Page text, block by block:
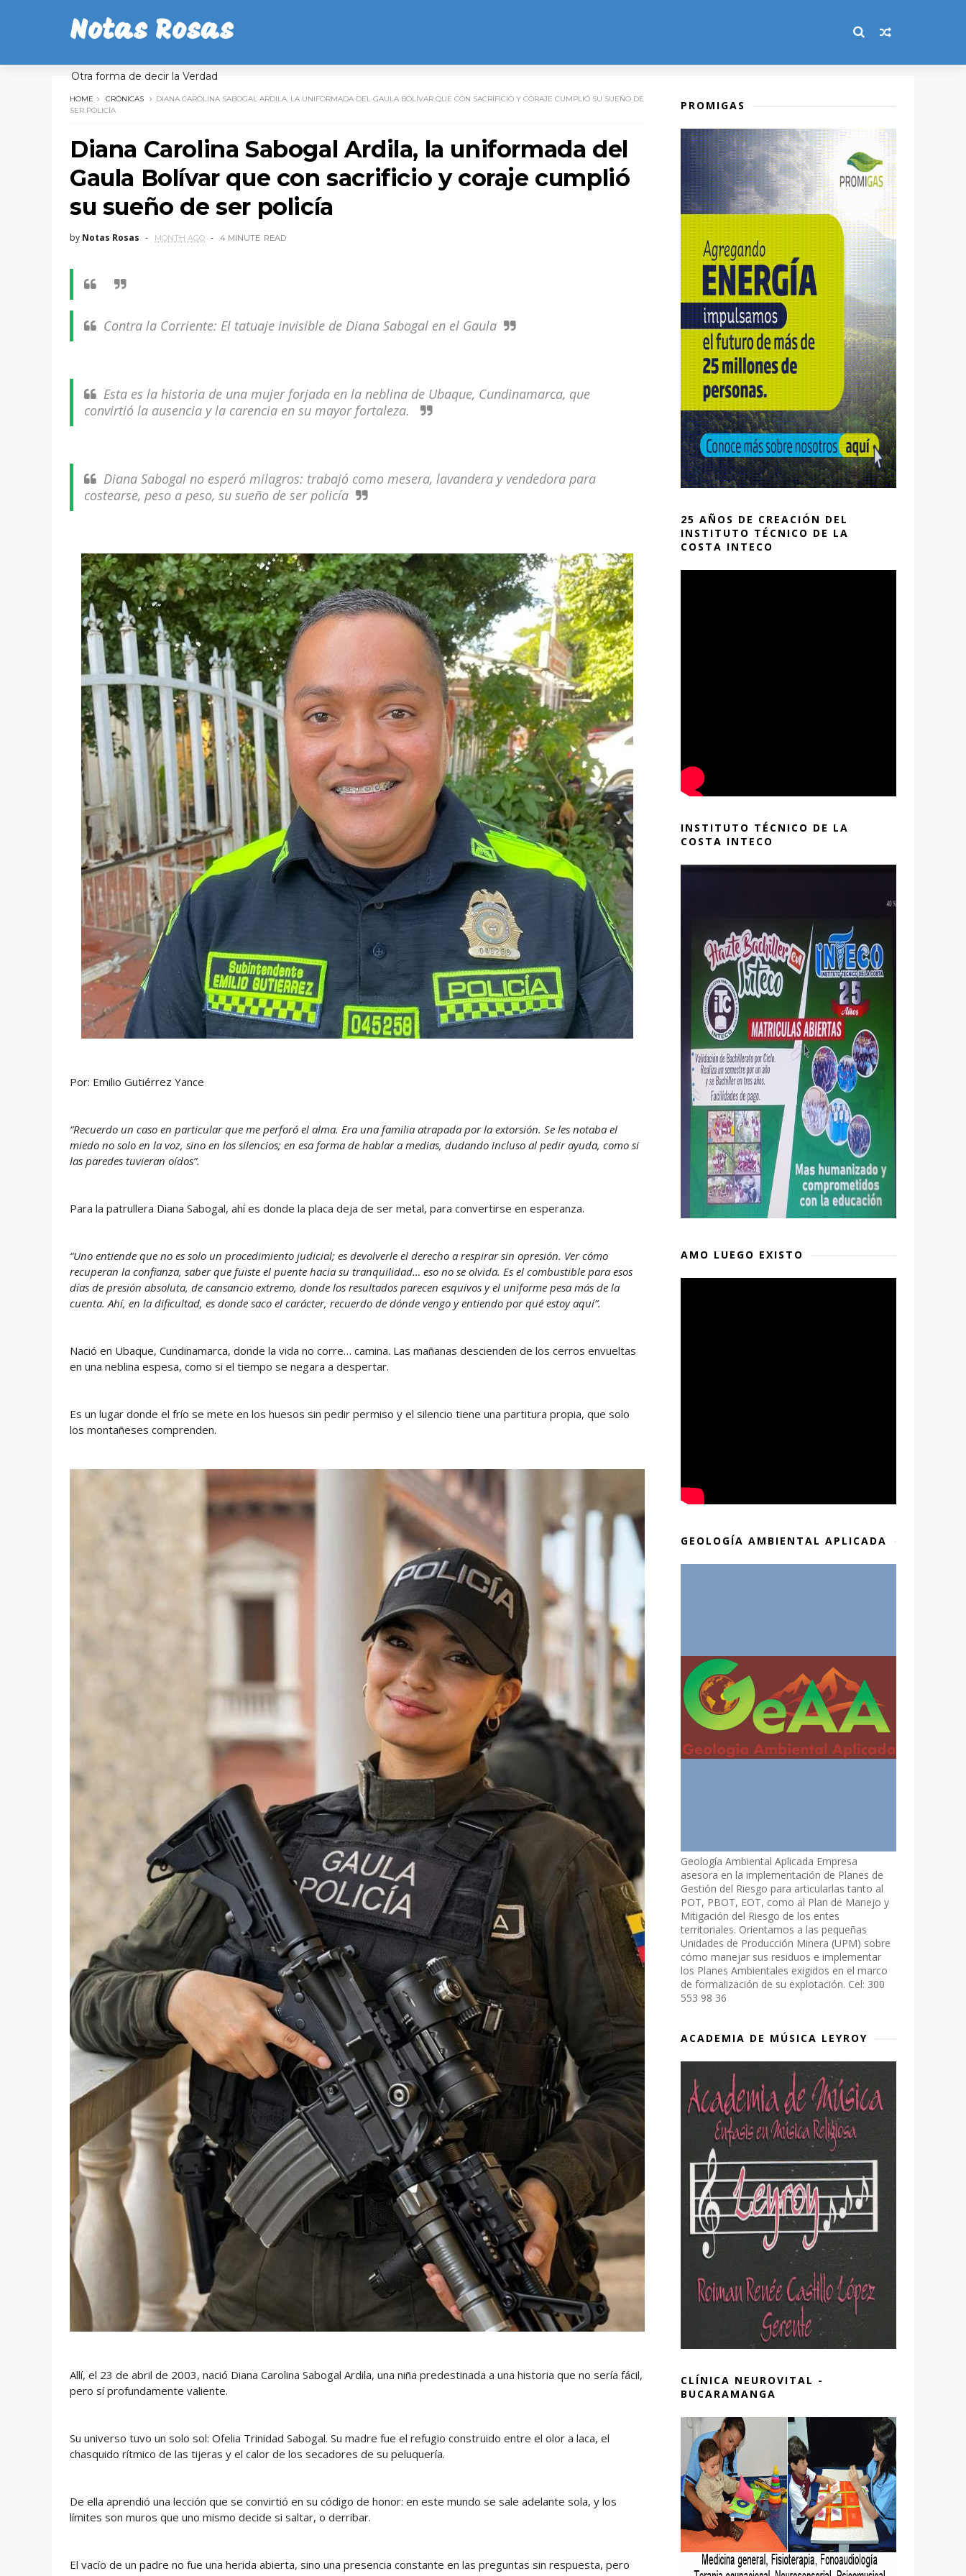
Notas Rosas
Otra forma de decir la Verdad
HOME CRÓNICAS
DIANA CAROLINA SABOGAL ARDILA, LA UNIFORMADA DEL GAULA BOLÍVAR QUE CON SACRIFICIO Y CORAJE CUMPLIÓ SU SUEÑO DE
SER POLICÍA
Diana Carolina Sabogal Ardila, la uniformada del
Gaula Bolívar que con sacrificio y coraje cumplió
su sueño de ser policía
by Notas Rosas MONTH AGO 4 MINUTE READ
Contra la Corriente: El tatuaje invisible de Diana Sabogal en el Gaula
Esta es la historia de una mujer forjada en la neblina de Ubaque, Cundinamarca, que
convirtió la ausencia y la carencia en su mayor fortaleza.
Diana Sabogal no esperó milagros: trabajó como mesera, lavandera y vendedora para
costearse, peso a peso, su sueño de ser policía
Por: Emilio Gutiérrez Yance
“Recuerdo un caso en particular que me perforó el alma. Era una familia atrapada por la extorsión. Se les notaba el
miedo no solo en la voz, sino en los silencios; en esa forma de hablar a medias, dudando incluso al pedir ayuda, como si
las paredes tuvieran oídos”.
Para la patrullera Diana Sabogal, ahí es donde la placa deja de ser metal, para convertirse en esperanza.
“Uno entiende que no es solo un procedimiento judicial; es devolverle el derecho a respirar sin opresión. Ver cómo
recuperan la confianza, saber que fuiste el puente hacia su tranquilidad… eso no se olvida. Es el combustible para esos
días de presión absoluta, de cansancio extremo, donde los resultados parecen esquivos y el uniforme pesa más de la
cuenta. Ahí, en la dificultad, es donde saco el carácter, recuerdo de dónde vengo y entiendo por qué estoy aquí”.
Nació en Ubaque, Cundinamarca, donde la vida no corre… camina. Las mañanas descienden de los cerros envueltas
en una neblina espesa, como si el tiempo se negara a despertar.
Es un lugar donde el frío se mete en los huesos sin pedir permiso y el silencio tiene una partitura propia, que solo
los montañeses comprenden.
Allí, el 23 de abril de 2003, nació Diana Carolina Sabogal Ardila, una niña predestinada a una historia que no sería fácil,
pero sí profundamente valiente.
Su universo tuvo un solo sol: Ofelia Trinidad Sabogal. Su madre fue el refugio construido entre el olor a laca, el
chasquido rítmico de las tijeras y el calor de los secadores de su peluquería.
De ella aprendió una lección que se convirtió en su código de honor: en este mundo se sale adelante sola, y los
límites son muros que uno mismo decide si saltar, o derribar.
El vacío de un padre no fue una herida abierta, sino una presencia constante en las preguntas sin respuesta, pero
PROMIGAS
25 AÑOS DE CREACIÓN DEL
INSTITUTO TÉCNICO DE LA
COSTA INTECO
INSTITUTO TÉCNICO DE LA
COSTA INTECO
AMO LUEGO EXISTO
GEOLOGÍA AMBIENTAL APLICADA
Geología Ambiental Aplicada Empresa
asesora en la implementación de Planes de
Gestión del Riesgo para articularlas tanto al
POT, PBOT, EOT, como al Plan de Manejo y
Mitigación del Riesgo de los entes
territoriales. Orientamos a las pequeñas
Unidades de Producción Minera (UPM) sobre
cómo manejar sus residuos e implementar
los Planes Ambientales exigidos en el marco
de formalización de su explotación. Cel: 300
553 98 36
ACADEMIA DE MÚSICA LEYROY
CLÍNICA NEUROVITAL -
BUCARAMANGA